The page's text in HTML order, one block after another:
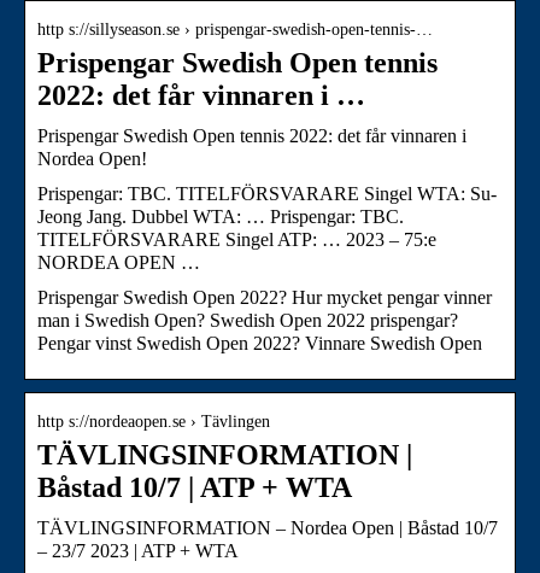
http s://sillyseason.se › prispengar-swedish-open-tennis-…
Prispengar Swedish Open tennis
2022: det får vinnaren i …
Prispengar Swedish Open tennis 2022: det får vinnaren i
Nordea Open!
Prispengar: TBC. TITELFÖRSVARARE Singel WTA: Su-
Jeong Jang. Dubbel WTA: … Prispengar: TBC.
TITELFÖRSVARARE Singel ATP: … 2023 – 75:e
NORDEA OPEN …
Prispengar Swedish Open 2022? Hur mycket pengar vinner
man i Swedish Open? Swedish Open 2022 prispengar?
Pengar vinst Swedish Open 2022? Vinnare Swedish Open
http s://nordeaopen.se › Tävlingen
TÄVLINGSINFORMATION |
Båstad 10/7 | ATP + WTA
TÄVLINGSINFORMATION – Nordea Open | Båstad 10/7
– 23/7 2023 | ATP + WTA